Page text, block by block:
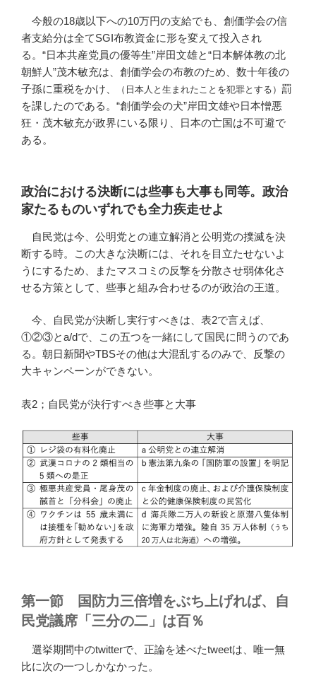
今般の18歳以下への10万円の支給でも、創価学会の信
者支給分は全てSGI布教資金に形を変えて投入され
る。“日本共産党員の優等生”岸田文雄と“日本解体教の北
朝鮮人”茂木敏充は、創価学会の布教のため、数十年後の
子孫に重税をかけ、
（日本人と生まれたことを犯罪とする） 罰
を課したのである。“創価学会の犬”岸田文雄や日本憎悪
狂・茂木敏充が政界にいる限り、日本の亡国は不可避で
ある。
政治における決断には些事も大事も同等。政治
家たるものいずれでも全力疾走せよ
自民党は今、公明党との連立解消と公明党の撲滅を決
断する時。この大きな決断には、それを目立たせないよ
うにするため、またマスコミの反撃を分散させ弱体化さ
せる方策として、些事と組み合わせるのが政治の王道。
今、自民党が決断し実行すべきは、表2で言えば、
①②③とa/dで、この五つを一緒にして国民に問うのであ
る。朝日新聞やTBSその他は大混乱するのみで、反撃の
大キャンペーンができない。
表2；自民党が決行すべき些事と大事
第一節 国防力三倍増をぶち上げれば、自
民党議席「三分の二」は百％
選挙期間中のtwitterで、正論を述べたtweetは、唯一無
比に次の一つしかなかった。